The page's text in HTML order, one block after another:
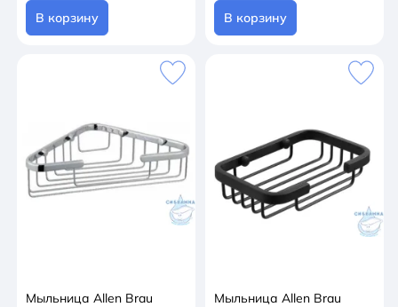
В корзину В корзину
Мыльница Allen Brau
Мыльница Allen Brau